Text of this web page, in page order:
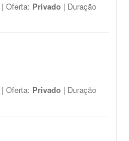
| Oferta: Privado | Duração
| Oferta: Privado | Duração